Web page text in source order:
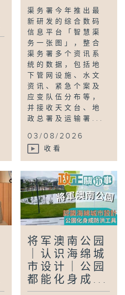
渠务署今年推出最
新研发的综合数码
信息平台「智慧渠
务一张图」，整合
渠务署多个资讯系
统的数据，包括地
下管网设施、水文
资讯、紧急个案及
应变队伍分布等，
并接收天文台、地
政总署及运输署...
03/08/2026
收看
将军澳南公园
｜认识海绵城
市设计｜公园
都能化身成...